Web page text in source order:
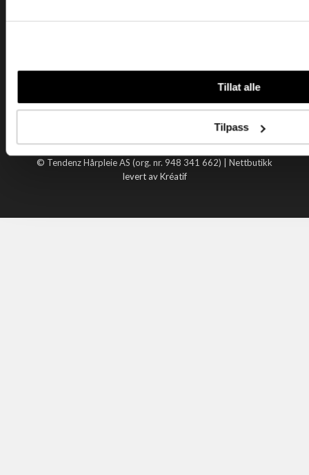
Tillat alle
Tilpass
Datablad
Om oss
Handle hos oss
© Tendenz Hårpleie AS (org. nr. 948 341 662) | Nettbutikk
levert av Kréatif